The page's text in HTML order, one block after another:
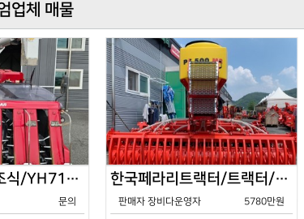
업체 매물
얀마/콤바인/7조식/YH7140/2024년식
문의
한국페라리트랙터/트랙터/기타/VELOCE-300PS500M2E/2022년식
판매자 장비다운영자 5780만원